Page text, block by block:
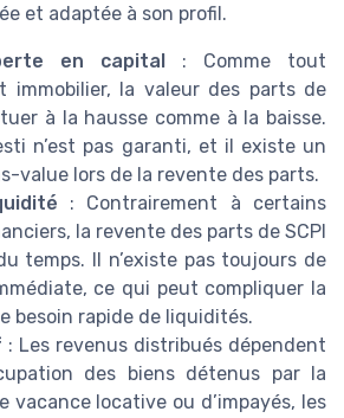
et adaptée à son profil.
en capital : Comme tout
immobilier, la valeur des parts de
à la hausse comme à la baisse.
n’est pas garanti, et il existe un
value lors de la revente des parts.
: Contrairement à certains
la revente des parts de SCPI
temps. Il n’existe pas toujours de
ce qui peut compliquer la
besoin rapide de liquidités.
: Les revenus distribués dépendent
des biens détenus par la
vacance locative ou d’impayés, les